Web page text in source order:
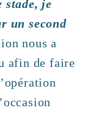
stade, je
un second
nous a
afin de faire